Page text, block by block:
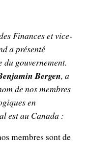
Finances et vice-
a présenté
gouvernement.
Bergen, a
de nos membres
en
est au Canada :
membres sont de